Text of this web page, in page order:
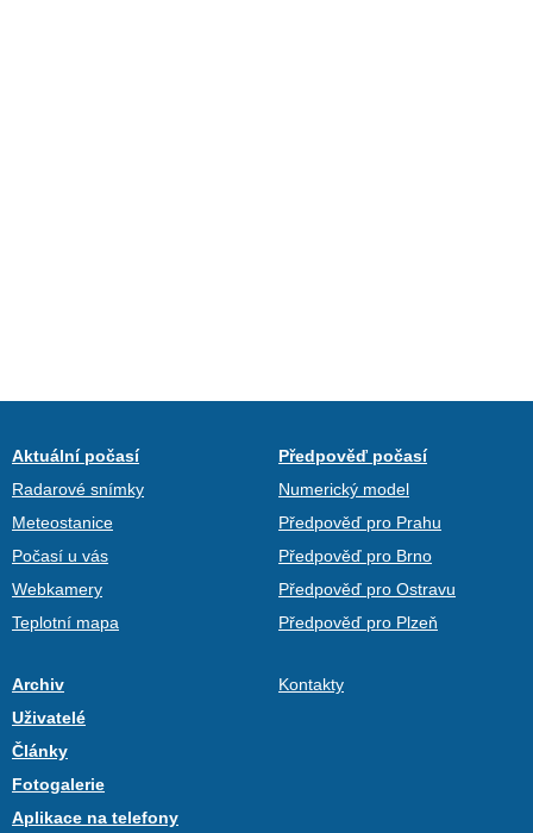
Aktuální počasí
Radarové snímky
Meteostanice
Počasí u vás
Webkamery
Teplotní mapa
Předpověď počasí
Numerický model
Předpověď pro Prahu
Předpověď pro Brno
Předpověď pro Ostravu
Předpověď pro Plzeň
Archiv
Uživatelé
Články
Fotogalerie
Aplikace na telefony
Kontakty